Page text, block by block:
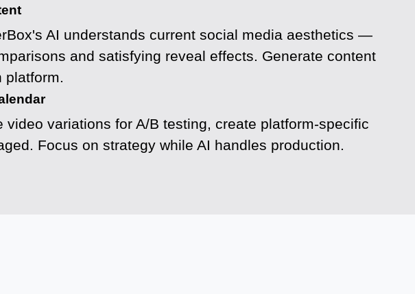
AI understands current social media aesthetics —
and satisfying reveal effects. Generate content
platform.
variations for A/B testing, create platform-specific
Focus on strategy while AI handles production.